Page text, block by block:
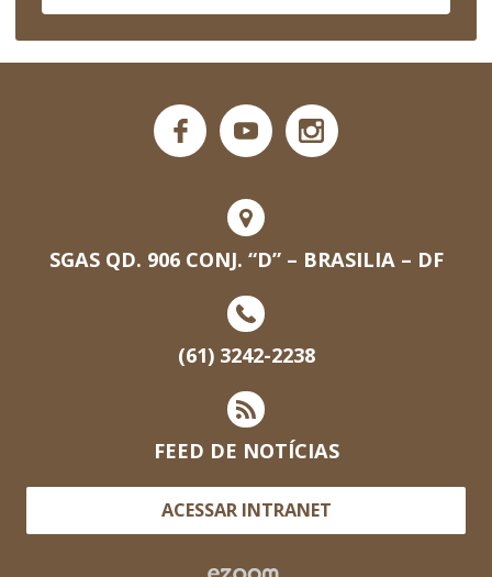
SGAS QD. 906 CONJ. “D” – BRASILIA – DF
(61) 3242-2238
FEED DE NOTÍCIAS
ACESSAR INTRANET